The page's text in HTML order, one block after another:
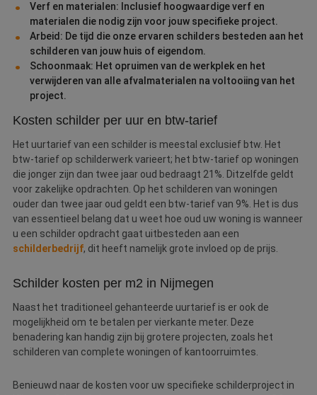
Verf en materialen: Inclusief hoogwaardige verf en
materialen die nodig zijn voor jouw specifieke project.
Arbeid: De tijd die onze ervaren schilders besteden aan het
schilderen van jouw huis of eigendom.
Schoonmaak: Het opruimen van de werkplek en het
verwijderen van alle afvalmaterialen na voltooiing van het
project.
Kosten schilder per uur en btw-tarief
Het uurtarief van een schilder is meestal exclusief btw. Het
btw-tarief op schilderwerk varieert; het btw-tarief op woningen
die jonger zijn dan twee jaar oud bedraagt 21%. Ditzelfde geldt
voor zakelijke opdrachten. Op het schilderen van woningen
ouder dan twee jaar oud geldt een btw-tarief van 9%. Het is dus
van essentieel belang dat u weet hoe oud uw woning is wanneer
u een schilder opdracht gaat uitbesteden aan een
schilderbedrijf, dit heeft namelijk grote invloed op de prijs.
Schilder kosten per m2 in Nijmegen
Naast het traditioneel gehanteerde uurtarief is er ook de
mogelijkheid om te betalen per vierkante meter. Deze
benadering kan handig zijn bij grotere projecten, zoals het
schilderen van complete woningen of kantoorruimtes.
Benieuwd naar de kosten voor uw specifieke schilderproject in